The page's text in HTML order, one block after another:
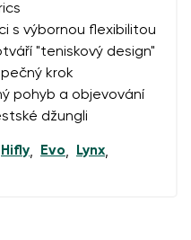
s výbornou flexibilitou
"teniskový design"
krok
pohyb a objevování
džungli
Hifly, Evo, Lynx,